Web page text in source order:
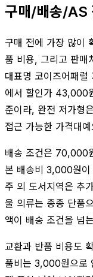
구매/배송/AS
구매 전에 가장 많이
품 비용, 그리고 판매
대표명 코이즈어패
에서 할인가 43,000
준이라, 완전 저가형
접근 가능한 가격대예
배송 조건은 70,000
본 배송비 3,000원
주 외 도서지역은 추
울 의류는 종종 단품
액이 배송 조건을 넘
교환과 반품 비용도
품비는 3,000원으로